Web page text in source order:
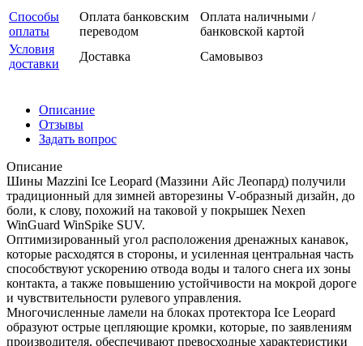
Способы
оплаты
Оплата банковским
переводом
Оплата наличными /
банковской картой
Условия
доставки
Доставка Самовывоз
Описание
Отзывы
Задать вопрос
Описание
Шины Mazzini Ice Leopard (Маззини Айс Леопард) получили
традиционный для зимней авторезины V-образный дизайн, до
боли, к слову, похожий на таковой у покрышек Nexen
WinGuard WinSpike SUV.
Оптимизированный угол расположения дренажных канавок,
которые расходятся в стороны, и усиленная центральная часть
способствуют ускорению отвода воды и талого снега их зоны
контакта, а также повышению устойчивости на мокрой дороге
и чувствительности рулевого управления.
Многочисленные ламели на блоках протектора Ice Leopard
образуют острые цепляющие кромки, которые, по заявлениям
производителя, обеспечивают превосходные характеристики